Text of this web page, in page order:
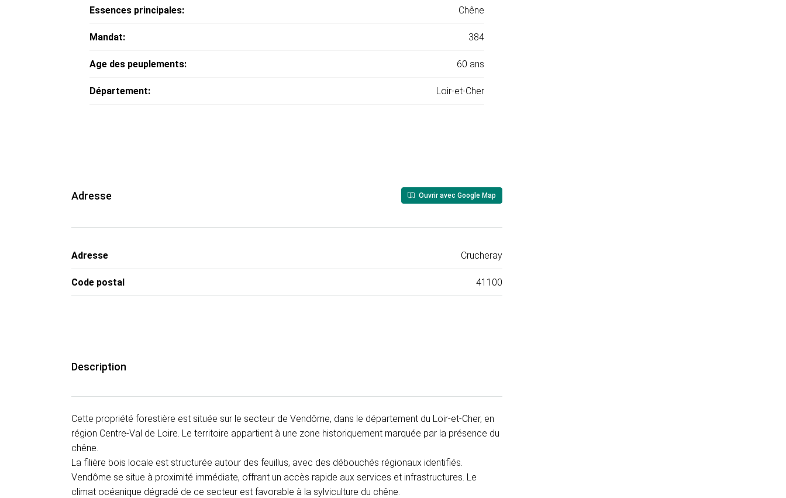
Essences principales: Chêne
Mandat: 384
Age des peuplements: 60 ans
Département: Loir-et-Cher
Adresse Ouvrir avec Google Map
Adresse Crucheray
Code postal 41100
Description
Cette propriété forestière est située sur le secteur de Vendôme, dans le département du Loir-et-Cher, en
région Centre-Val de Loire. Le territoire appartient à une zone historiquement marquée par la présence du
chêne.
La filière bois locale est structurée autour des feuillus, avec des débouchés régionaux identifiés.
Vendôme se situe à proximité immédiate, offrant un accès rapide aux services et infrastructures. Le
climat océanique dégradé de ce secteur est favorable à la sylviculture du chêne.